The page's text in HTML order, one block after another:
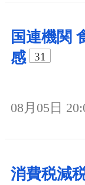
国連機関
感
31
08月05日
消費税減